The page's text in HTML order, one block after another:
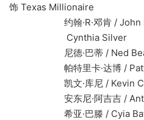
饰 Texas Millionaire
约翰·R·邓肯 / John R.
Cynthia Silver
尼德·巴蒂 / Ned
帕特里卡·达博 /
凯文·库尼 / Kevin
安东尼·阿吉吉 /
希亚·巴滕 / Cyia